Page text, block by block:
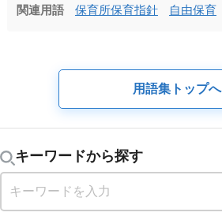
関連用語 保育所保育指針 自由保育
用語集トップへ
キーワードから探す